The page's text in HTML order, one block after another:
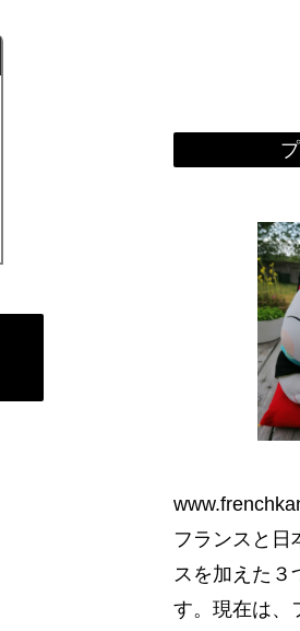
フランスと日
スを加えた３
す。現在は、